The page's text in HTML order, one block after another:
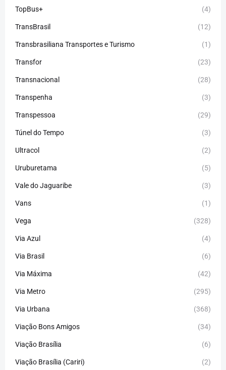
TopBus+ (4)
TransBrasil (12)
Transbrasiliana Transportes e Turismo (1)
Transfor (23)
Transnacional (28)
Transpenha (3)
Transpessoa (29)
Túnel do Tempo (3)
Ultracol (2)
Uruburetama (5)
Vale do Jaguaribe (3)
Vans (1)
Vega (328)
Via Azul (4)
Via Brasil (6)
Via Máxima (42)
Via Metro (295)
Via Urbana (368)
Viação Bons Amigos (34)
Viação Brasília (6)
Viação Brasília (Cariri) (2)